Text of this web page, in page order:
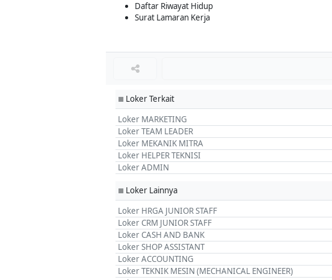
Daftar Riwayat Hidup
Surat Lamaran Kerja
■ Loker Terkait
Loker MARKETING
Loker TEAM LEADER
Loker MEKANIK MITRA
Loker HELPER TEKNISI
Loker ADMIN
■ Loker Lainnya
Loker HRGA JUNIOR STAFF
Loker CRM JUNIOR STAFF
Loker CASH AND BANK
Loker SHOP ASSISTANT
Loker ACCOUNTING
Loker TEKNIK MESIN (MECHANICAL ENGINEER)